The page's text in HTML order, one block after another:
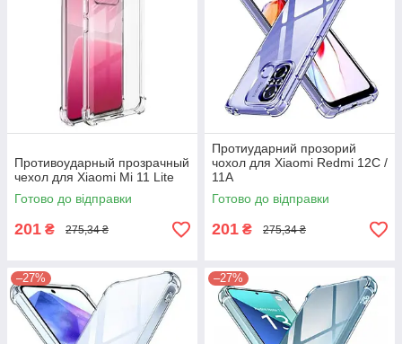
Противоударный прозрачный
чехол для Xiaomi Mi 11 Lite
Готово до відправки
201 ₴ 275,34 ₴
Протиударний прозорий
чохол для Xiaomi Redmi 12C /
11A
Готово до відправки
201 ₴ 275,34 ₴
–27% –27%